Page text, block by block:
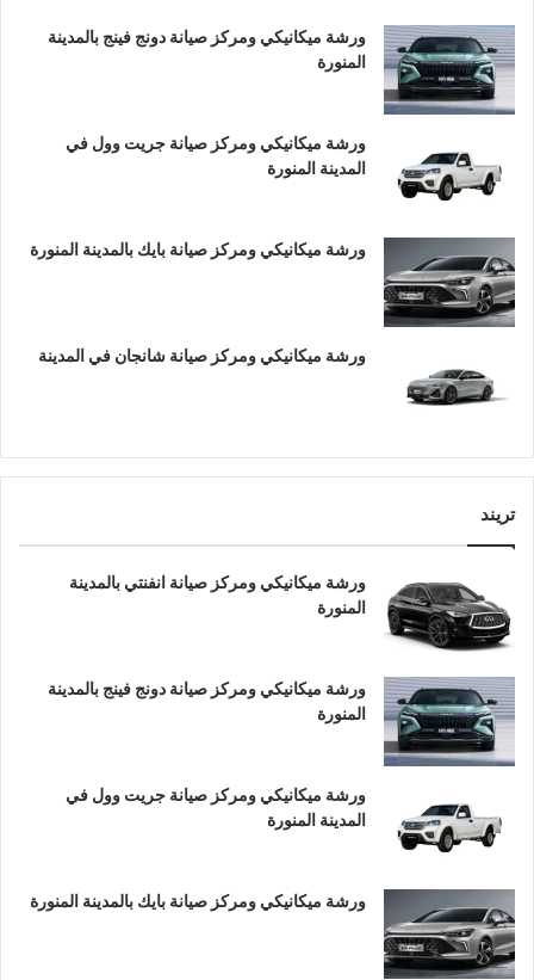
ورشة ميكانيكي ومركز صيانة دونج فينج بالمدينة
المنورة
ورشة ميكانيكي ومركز صيانة جريت وول في
المدينة المنورة
ورشة ميكانيكي ومركز صيانة بايك بالمدينة المنورة
ورشة ميكانيكي ومركز صيانة شانجان في المدينة
تريند
ورشة ميكانيكي ومركز صيانة انفنتي بالمدينة
المنورة
ورشة ميكانيكي ومركز صيانة دونج فينج بالمدينة
المنورة
ورشة ميكانيكي ومركز صيانة جريت وول في
المدينة المنورة
ورشة ميكانيكي ومركز صيانة بايك بالمدينة المنورة